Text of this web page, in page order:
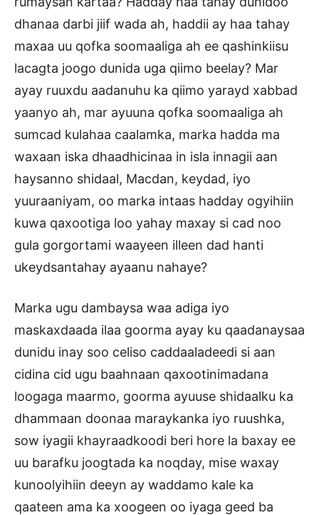
dhanaa darbi jiif wada ah, haddii ay haa tahay
maxaa uu qofka soomaaliga ah ee qashinkiisu
lacagta joogo dunida uga qiimo beelay? Mar
ayay ruuxdu aadanuhu ka qiimo yarayd xabbad
yaanyo ah, mar ayuuna qofka soomaaliga ah
sumcad kulahaa caalamka, marka hadda ma
waxaan iska dhaadhicinaa in isla innagii aan
haysanno shidaal, Macdan, keydad, iyo
yuuraaniyam, oo marka intaas hadday ogyihiin
kuwa qaxootiga loo yahay maxay si cad noo
gula gorgortami waayeen illeen dad hanti
ukeydsantahay ayaanu nahaye?
Marka ugu dambaysa waa adiga iyo
maskaxdaada ilaa goorma ayay ku qaadanaysaa
dunidu inay soo celiso caddaaladeedi si aan
cidina cid ugu baahnaan qaxootinimadana
loogaga maarmo, goorma ayuuse shidaalku ka
dhammaan doonaa maraykanka iyo ruushka,
sow iyagii khayraadkoodi beri hore la baxay ee
uu barafku joogtada ka noqday, mise waxay
kunoolyihiin deeyn ay waddamo kale ka
qaateen ama ka xoogeen oo iyaga geed ba